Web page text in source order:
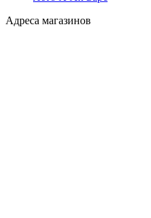
Адреса магазинов